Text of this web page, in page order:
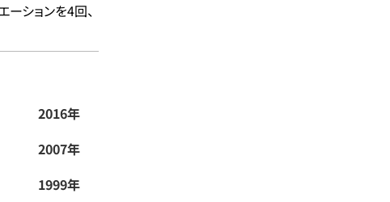
ションを4回、
2016年
2007年
1999年